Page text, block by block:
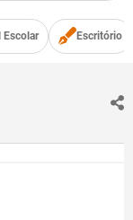
Escolar Escritório
BUSCADOS